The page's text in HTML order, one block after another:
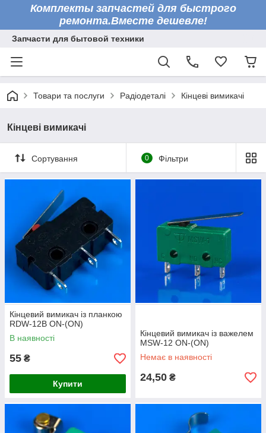
Комплекты запчастей для быстрого
ремонта.Вместе дешевле!
Запчасти для бытовой техники
Товари та послуги Радіодеталі Кінцеві вимикачі
Кінцеві вимикачі
Сортування 0 Фільтри
Кінцевий вимикач із планкою
RDW-12B ON-(ON)
В наявності
55 ₴
Купити
Кінцевий вимикач із важелем
MSW-12 ON-(ON)
Немає в наявності
24,50 ₴